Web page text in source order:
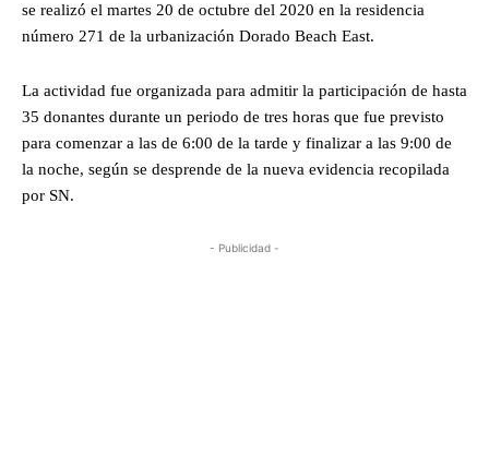
se realizó el martes 20 de octubre del 2020 en la residencia
número 271 de la urbanización Dorado Beach East.
La actividad fue organizada para admitir la participación de hasta
35 donantes durante un periodo de tres horas que fue previsto
para comenzar a las de 6:00 de la tarde y finalizar a las 9:00 de
la noche, según se desprende de la nueva evidencia recopilada
por SN.
- Publicidad -